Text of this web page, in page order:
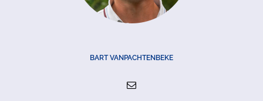
BART VANPACHTENBEKE